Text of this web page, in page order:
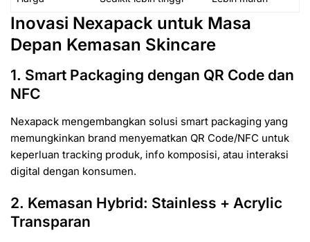
Inovasi Nexapack untuk Masa
Depan Kemasan Skincare
1. Smart Packaging dengan QR Code dan
NFC
Nexapack mengembangkan solusi smart packaging yang
memungkinkan brand menyematkan QR Code/NFC untuk
keperluan tracking produk, info komposisi, atau interaksi
digital dengan konsumen.
2. Kemasan Hybrid: Stainless + Acrylic
Transparan